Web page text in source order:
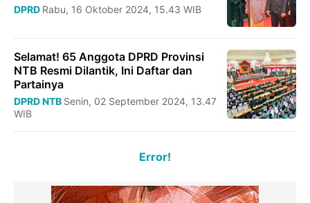
DPRD Rabu, 16 Oktober 2024, 15.43 WIB
Selamat! 65 Anggota DPRD Provinsi
NTB Resmi Dilantik, Ini Daftar dan
Partainya
DPRD NTB Senin, 02 September 2024, 13.47
WIB
Error!